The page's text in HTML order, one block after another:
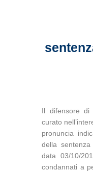
Il difensore di
curato
pronuncia
della
data 03/10/
condannati a